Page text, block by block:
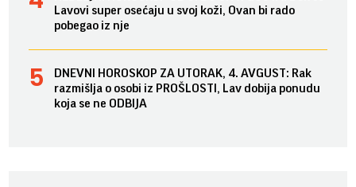
Lavovi super osećaju u svoj koži, Ovan bi rado
pobegao iz nje
DNEVNI HOROSKOP ZA UTORAK, 4. AVGUST: Rak
razmišlja o osobi iz PROŠLOSTI, Lav dobija ponudu
koja se ne ODBIJA